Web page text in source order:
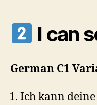
I can
German C1
Ich kann